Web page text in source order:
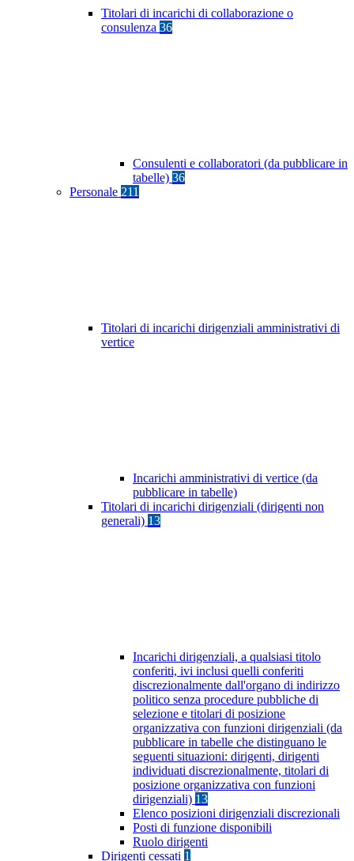
Titolari di incarichi di collaborazione o
consulenza 36
Consulenti e collaboratori (da pubblicare in
tabelle) 36
Personale 211
Titolari di incarichi dirigenziali amministrativi di
vertice
Incarichi amministrativi di vertice (da
pubblicare in tabelle)
Titolari di incarichi dirigenziali (dirigenti non
generali) 13
Incarichi dirigenziali, a qualsiasi titolo
conferiti, ivi inclusi quelli conferiti
discrezionalmente dall'organo di indirizzo
politico senza procedure pubbliche di
selezione e titolari di posizione
organizzativa con funzioni dirigenziali (da
pubblicare in tabelle che distinguano le
seguenti situazioni: dirigenti, dirigenti
individuati discrezionalmente, titolari di
posizione organizzativa con funzioni
dirigenziali) 13
Elenco posizioni dirigenziali discrezionali
Posti di funzione disponibili
Ruolo dirigenti
Dirigenti cessati 1